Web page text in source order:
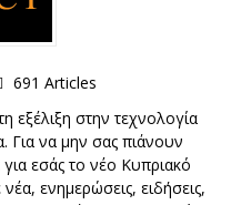
691 Articles
εξέλιξη στην τεχνολογία
Για να μην σας πιάνουν
εσάς το νέο Κυπριακό
ενημερώσεις, ειδήσεις,